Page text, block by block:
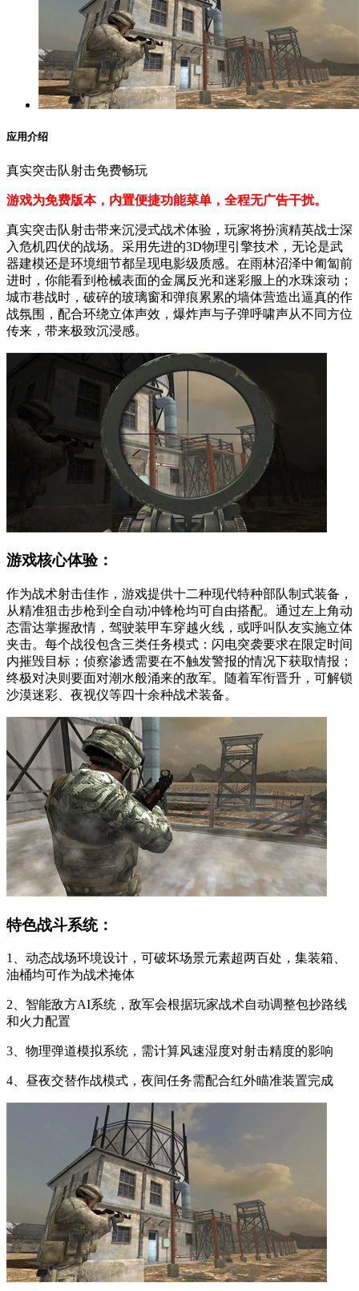
应用介绍
真实突击队射击免费畅玩
游戏为免费版本，内置便捷功能菜单，全程无广告干扰。
真实突击队射击带来沉浸式战术体验，玩家将扮演精英战士深
入危机四伏的战场。采用先进的3D物理引擎技术，无论是武
器建模还是环境细节都呈现电影级质感。在雨林沼泽中匍匐前
进时，你能看到枪械表面的金属反光和迷彩服上的水珠滚动；
城市巷战时，破碎的玻璃窗和弹痕累累的墙体营造出逼真的作
战氛围，配合环绕立体声效，爆炸声与子弹呼啸声从不同方位
传来，带来极致沉浸感。
游戏核心体验：
作为战术射击佳作，游戏提供十二种现代特种部队制式装备，
从精准狙击步枪到全自动冲锋枪均可自由搭配。通过左上角动
态雷达掌握敌情，驾驶装甲车穿越火线，或呼叫队友实施立体
夹击。每个战役包含三类任务模式：闪电突袭要求在限定时间
内摧毁目标；侦察渗透需要在不触发警报的情况下获取情报；
终极对决则要面对潮水般涌来的敌军。随着军衔晋升，可解锁
沙漠迷彩、夜视仪等四十余种战术装备。
特色战斗系统：
1、动态战场环境设计，可破坏场景元素超两百处，集装箱、
油桶均可作为战术掩体
2、智能敌方AI系统，敌军会根据玩家战术自动调整包抄路线
和火力配置
3、物理弹道模拟系统，需计算风速湿度对射击精度的影响
4、昼夜交替作战模式，夜间任务需配合红外瞄准装置完成